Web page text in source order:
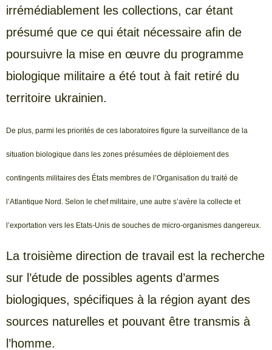
irrémédiablement les collections, car étant
présumé que ce qui était nécessaire afin de
poursuivre la mise en œuvre du programme
biologique militaire a été tout à fait retiré du
territoire ukrainien.
De plus, parmi les priorités de ces laboratoires figure la surveillance de la
situation biologique dans les zones présumées de déploiement des
contingents militaires des États membres de l’Organisation du traité de
l’Atlantique Nord. Selon le chef militaire, une autre s’avère la collecte et
l’exportation vers les Etats-Unis de souches de micro-organismes dangereux.
La troisième direction de travail est la recherche
sur l’étude de possibles agents d’armes
biologiques, spécifiques à la région ayant des
sources naturelles et pouvant être transmis à
l’homme.